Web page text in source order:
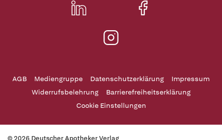
AGB Mediengruppe Datenschutzerklärung
Impressum
Widerrufsbelehrung
Barrierefreiheitserklärung
Cookie Einstellungen
© 2026 Deutscher Apotheker Verlag